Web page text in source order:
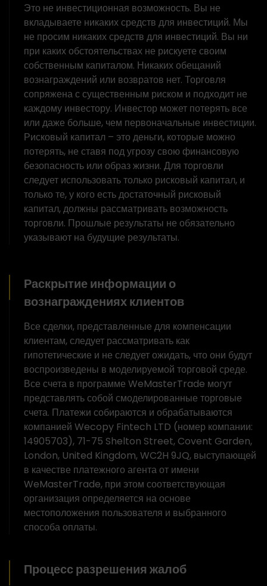
Это не инвестиционная возможность. Вы не
вкладываете никаких средств для инвестиций. Мы
не просим никаких средств для инвестиций. Вы ни
при каких обстоятельствах не рискуете своим
собственным капиталом. Никаких обещаний
вознаграждений или возвратов нет. Торговля
сопряжена с существенным риском и подходит не
каждому инвестору. Инвестор может потерять все
или даже больше, чем первоначальные инвестиции.
Рисковый капитал – это деньги, которые можно
потерять, не ставя под угрозу свою финансовую
безопасность или образ жизни. Для торговли
следует использовать только рисковый капитал, и
только те, у кого есть достаточный рисковый
капитал, должны рассматривать возможность
торговли. Прошлые результаты не обязательно
указывают на будущие результаты.
Раскрытие информации о
вознаграждениях клиентов
Все сделки, представленные для компенсации
клиентам, следует рассматривать как
гипотетические и не следует ожидать, что они будут
воспроизведены в моделируемой торговой среде.
Все счета в программе WeMasterTrade могут
представлять собой смоделированные торговые
счета. Платежи собираются и обрабатываются
компанией Wecopy Fintech LTD (номер компании:
14905703), 71-75 Shelton Street, Covent Garden,
London, United Kingdom, WC2H 9JQ, выступающей
в качестве платежного агента от имени
WeMasterTrade, при этом соответствующая
организация определяется на основе
местоположения пользователя и выбранного
способа оплаты.
Процесс разрешения жалоб